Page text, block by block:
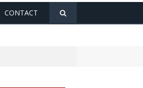
CONTACT